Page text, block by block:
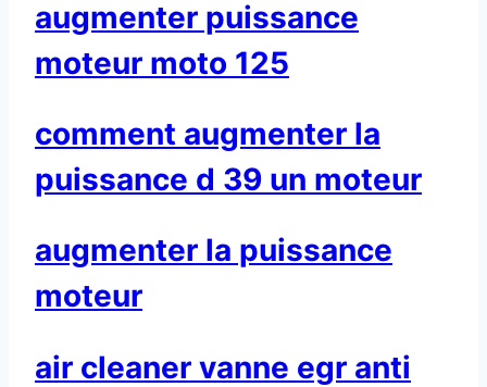
augmenter puissance
moteur moto 125
comment augmenter la
puissance d 39 un moteur
augmenter la puissance
moteur
air cleaner vanne egr anti